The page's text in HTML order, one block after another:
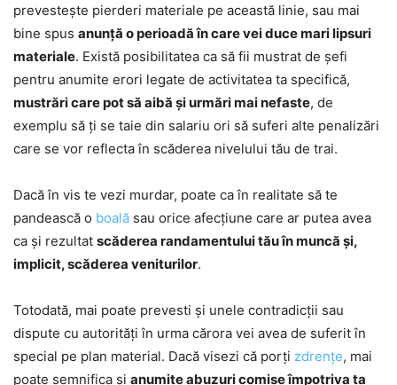
prevestește pierderi materiale pe această linie, sau mai
bine spus anunță o perioadă în care vei duce mari lipsuri
materiale. Există posibilitatea ca să fii mustrat de șefi
pentru anumite erori legate de activitatea ta specifică,
mustrări care pot să aibă și urmări mai nefaste, de
exemplu să ți se taie din salariu ori să suferi alte penalizări
care se vor reflecta în scăderea nivelului tău de trai.
Dacă în vis te vezi murdar, poate ca în realitate să te
pandească o boală sau orice afecțiune care ar putea avea
ca și rezultat scăderea randamentului tău în muncă și,
implicit, scăderea veniturilor.
Totodată, mai poate prevesti și unele contradicții sau
dispute cu autorități în urma cărora vei avea de suferit în
special pe plan material. Dacă visezi că porți zdrențe, mai
poate semnifica și anumite abuzuri comise împotriva ta